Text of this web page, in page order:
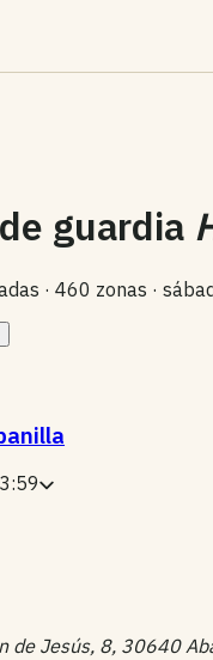
guardia
· 460 zonas ·
de Jesús, 8, 30640